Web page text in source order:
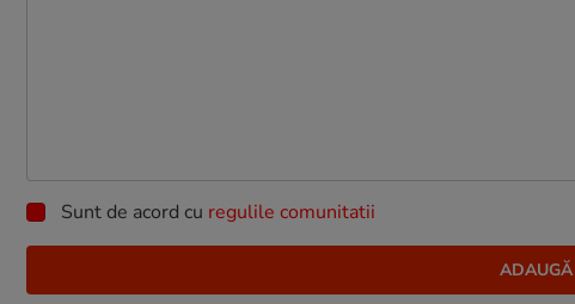
Sunt de acord cu regulile comunitatii